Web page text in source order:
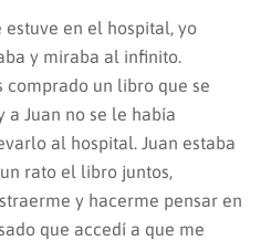
en el hospital, yo
y miraba al infinito.
comprado un libro que se
a Juan no se le había
al hospital. Juan estaba
rato el libro juntos,
y hacerme pensar en
que accedí a que me